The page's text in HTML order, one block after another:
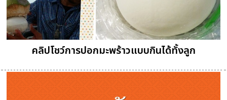
คลิปโชว์การปอกมะพร้าวแบบกินได้ทั้งลูก